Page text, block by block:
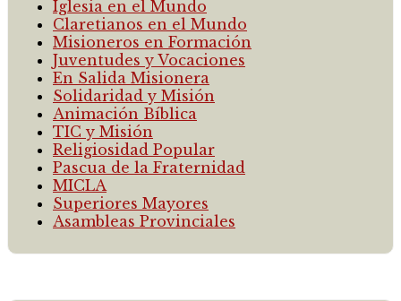
Iglesia en el Mundo
Claretianos en el Mundo
Misioneros en Formación
Juventudes y Vocaciones
En Salida Misionera
Solidaridad y Misión
Animación Bíblica
TIC y Misión
Religiosidad Popular
Pascua de la Fraternidad
MICLA
Superiores Mayores
Asambleas Provinciales